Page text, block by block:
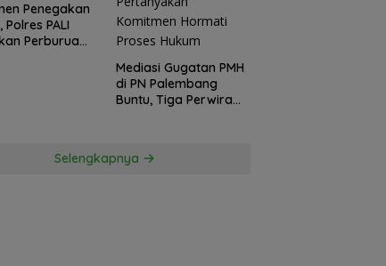
Penegakan
Polres PALI
Perburuan
Mediasi Gugatan PMH
di PN Palembang
Buntu, Tiga Perwira
Pertanyakan
Selengkapnya